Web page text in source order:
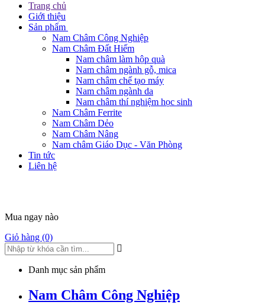
Trang chủ
Giới thiệu
Sản phẩm
Nam Châm Công Nghiệp
Nam Châm Đất Hiếm
Nam châm làm hộp quà
Nam châm ngành gỗ, mica
Nam châm chế tạo máy
Nam châm ngành da
Nam châm thí nghiệm học sinh
Nam Châm Ferrite
Nam Châm Dẻo
Nam Châm Nâng
Nam châm Giáo Dục - Văn Phòng
Tin tức
Liên hệ
Mua ngay nào
Giỏ hàng (0)
Danh mục sản phẩm
Nam Châm Công Nghiệp